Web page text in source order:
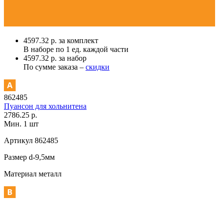
4597.32 р. за комплект
В наборе по 1 ед. каждой части
4597.32 р. за набор
По сумме заказа – скидки
862485
Пуансон для хольнитена
2786.25 р.
Мин. 1 шт
Артикул 862485
Размер d-9,5мм
Материал металл